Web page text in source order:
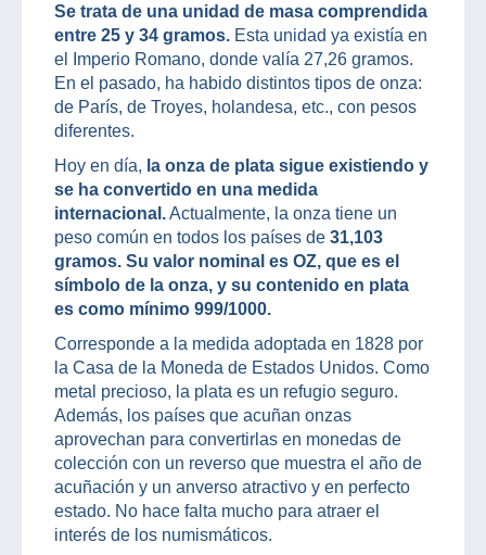
Se trata de una unidad de masa comprendida
entre 25 y 34 gramos. Esta unidad ya existía en
el Imperio Romano, donde valía 27,26 gramos.
En el pasado, ha habido distintos tipos de onza:
de París, de Troyes, holandesa, etc., con pesos
diferentes.
Hoy en día, la onza de plata sigue existiendo y
se ha convertido en una medida
internacional.Actualmente, la onza tiene un
peso común en todos los países de 31,103
gramos. Su valor nominal es OZ, que es el
símbolo de la onza, y su contenido en plata
es como mínimo 999/1000.
Corresponde a la medida adoptada en 1828 por
la Casa de la Moneda de Estados Unidos. Como
metal precioso, la plata es un refugio seguro.
Además, los países que acuñan onzas
aprovechan para convertirlas en monedas de
colección con un reverso que muestra el año de
acuñación y un anverso atractivo y en perfecto
estado. No hace falta mucho para atraer el
interés de los numismáticos.